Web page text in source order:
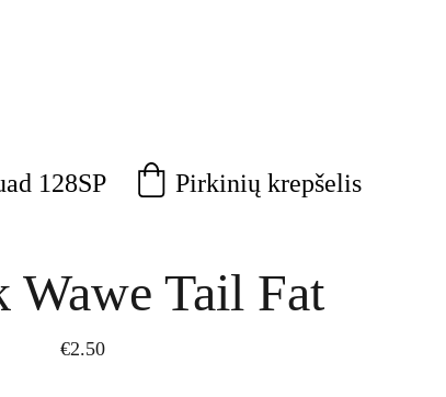
128SP Pirkinių krepšelis
Wawe Tail Fat
€2.50